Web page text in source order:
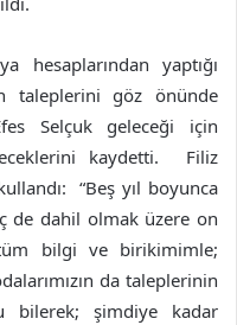
hesaplarından yaptığı
taleplerini göz önünde
Selçuk geleceği için
kaydetti. Filiz
“Beş yıl boyunca
de dahil olmak üzere on
bilgi ve birikimimle;
da taleplerinin
bilerek; şimdiye kadar